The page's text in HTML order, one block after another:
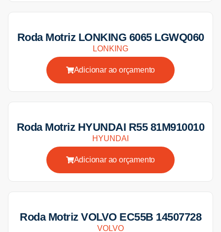
Roda Motriz LONKING 6065 LGWQ060
LONKING
Adicionar ao orçamento
Roda Motriz HYUNDAI R55 81M910010
HYUNDAI
Adicionar ao orçamento
Roda Motriz VOLVO EC55B 14507728
VOLVO